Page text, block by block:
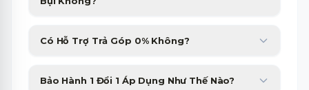
Sản phẩm được trang bị chuẩn chống nước, chống bụi cao cấp,
giúp bạn yên tâm sử dụng trong nhiều điều kiện thời tiết.
Có Hỗ Trợ Trả Góp 0% Không?
Minh Phát Mobile hỗ trợ trả góp 0% qua thẻ tín dụng và các
Bảo Hành 1 Đổi 1 Áp Dụng Như Thế Nào?